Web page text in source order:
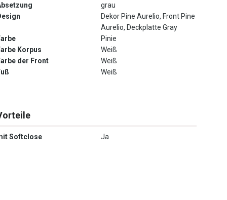
grau
Dekor Pine Aurelio, Front Pine
Aurelio, Deckplatte Gray
Pinie
Korpus
Weiß
der Front
Weiß
Weiß
Softclose Ja